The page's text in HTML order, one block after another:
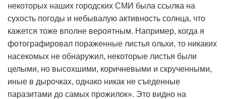
некоторых наших городских СМИ была ссылка на
сухость погоды и небывалую активность солнца, что
кажется тоже вполне вероятным. Например, когда я
фотографировал пораженные листья ольхи, то никаких
насекомых не обнаружил, некоторые листья были
целыми, но высохшими, коричневыми и скрученными,
иные в дырочках, однако никак не съеденные
паразитами до самых прожилок». Это видно на